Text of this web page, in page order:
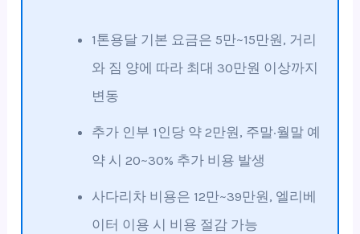
1톤용달 기본 요금은 5만~15만원, 거리
와 짐 양에 따라 최대 30만원 이상까지
변동
추가 인부 1인당 약 2만원, 주말·월말 예
약 시 20~30% 추가 비용 발생
사다리차 비용은 12만~39만원, 엘리베
이터 이용 시 비용 절감 가능